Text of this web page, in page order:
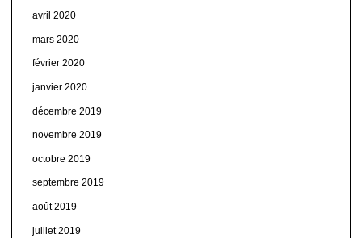
avril 2020
mars 2020
février 2020
janvier 2020
décembre 2019
novembre 2019
octobre 2019
septembre 2019
août 2019
juillet 2019